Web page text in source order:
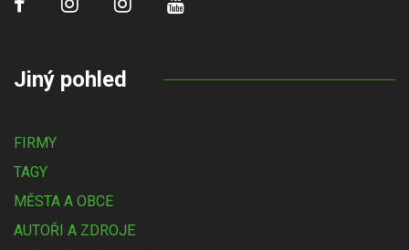
Jiný pohled
FIRMY
TAGY
MĚSTA A OBCE
AUTOŘI A ZDROJE